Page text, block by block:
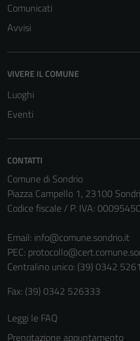
Comunicati
Avvisi
VIVERE IL COMUNE
Luoghi
Eventi
CONTATTI
Comune di Sondrio
Piazza Campello 1, 23100
Codice fiscale / P. IVA:
Email: info@comune.sondrio.it
PEC:
Centralino unico: (39) 0342
Fax: (39) 0342 526333
Leggi le FAQ
Prenotazione appuntamento